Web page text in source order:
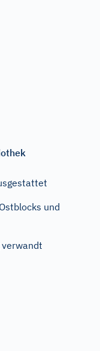
und
verwandt